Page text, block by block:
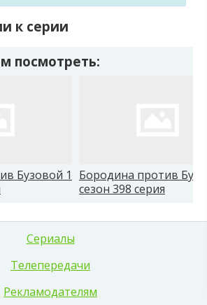
к серии
посмотреть:
Бузовой 1
Бородина против
сезон 398 серия
Сериалы
Телепередачи
Рекламодателям